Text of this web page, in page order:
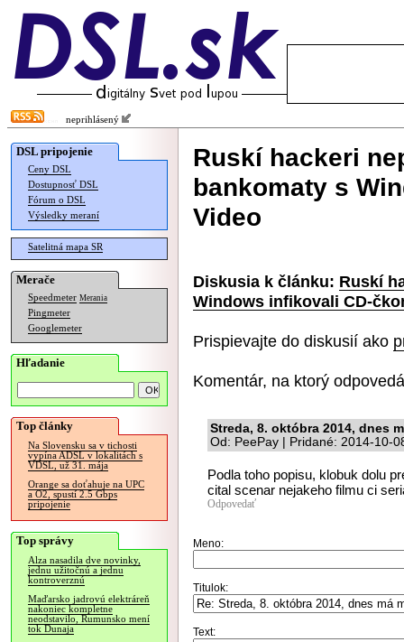
neprihlásený
DSL pripojenie
Ceny DSL
Dostupnosť DSL
Fórum o DSL
Výsledky meraní
Satelitná mapa SR
Merače
Speedmeter Merania
Pingmeter
Googlemeter
Hľadanie
Top články
Na Slovensku sa v tichosti
vypína ADSL v lokalitách s
VDSL, už 31. mája
Orange sa doťahuje na UPC
a O2, spustí 2.5 Gbps
pripojenie
Top správy
Alza nasadila dve novinky,
jednu užitočnú a jednu
kontroverznú
Maďarsko jadrovú elektráreň
nakoniec kompletne
neodstavilo, Rumunsko mení
tok Dunaja
Ruskí hackeri
bankomaty s
Video
Diskusia k článku: Ruskí
Windows infikovali CD-
Prispievajte do diskusií ako
Komentár, na ktorý
Streda, 8. októbra 2014, dnes
Od: PeePay | Pridané: 2014-10-
Podla toho popisu, klobuk dolu
cital scenar nejakeho filmu ci
Odpovedať
Meno:
Titulok:
Text: